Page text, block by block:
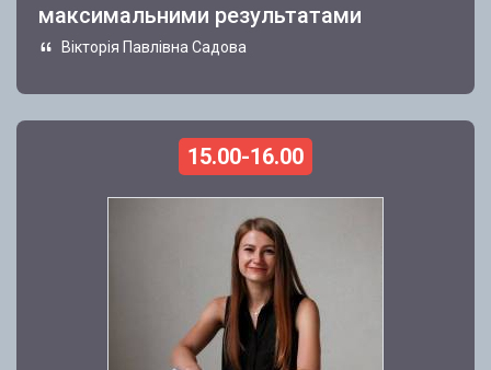
максимальними результатами
Вікторія Павлівна Садова
15.00-16.00